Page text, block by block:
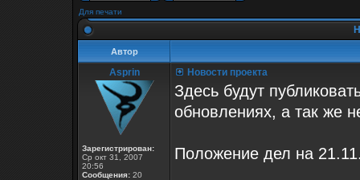
Для печати
Автор
Asprin
Зарегистрирован:
Ср окт 31, 2007
20:56
Сообщения: 20
Новости проекта
Здесь будут
обновлениях, а так же
Положение дел на